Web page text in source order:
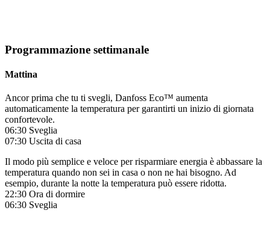
Programmazione settimanale
Mattina
Ancor prima che tu ti svegli, Danfoss Eco™ aumenta
automaticamente la temperatura per garantirti un inizio di giornata
confortevole.
06:30 Sveglia
07:30 Uscita di casa
Il modo più semplice e veloce per risparmiare energia è abbassare la
temperatura quando non sei in casa o non ne hai bisogno. Ad
esempio, durante la notte la temperatura può essere ridotta.
22:30 Ora di dormire
06:30 Sveglia